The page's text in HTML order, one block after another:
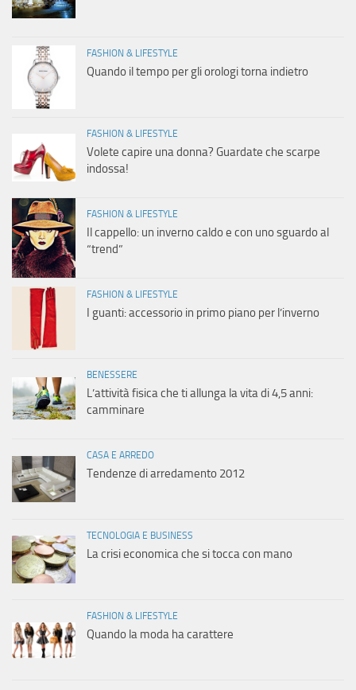
FASHION & LIFESTYLE
Quando il tempo per gli orologi torna indietro
FASHION & LIFESTYLE
Volete capire una donna? Guardate che scarpe
indossa!
FASHION & LIFESTYLE
Il cappello: un inverno caldo e con uno sguardo al
“trend”
FASHION & LIFESTYLE
I guanti: accessorio in primo piano per l’inverno
BENESSERE
L’attività fisica che ti allunga la vita di 4,5 anni:
camminare
CASA E ARREDO
Tendenze di arredamento 2012
TECNOLOGIA E BUSINESS
La crisi economica che si tocca con mano
FASHION & LIFESTYLE
Quando la moda ha carattere